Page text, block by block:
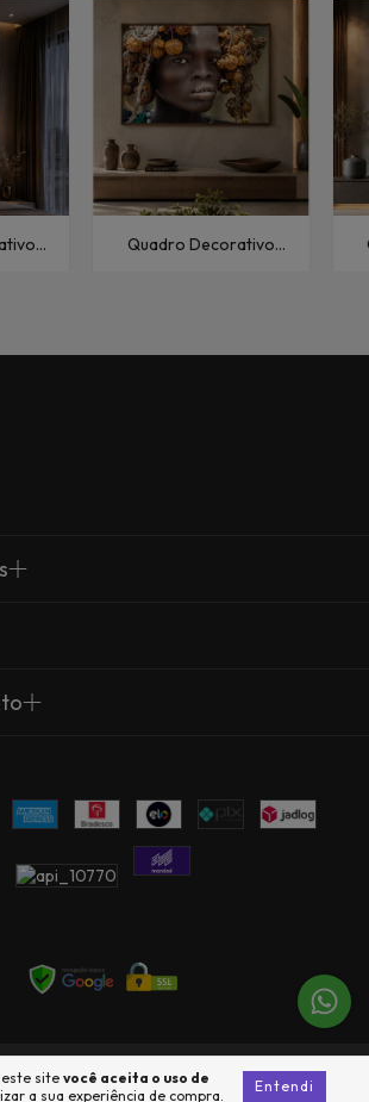
site você aceita o uso de
a sua experiência de compra.
Entendi
Quadro Decorativo
- 23735360000137 - 2026. Todos os direitos
reservados.